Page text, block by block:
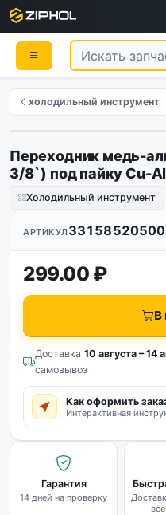
холодильный инструмент
Переходник медь-
3/8`) под пайку Cu-
Холодильный инструмент
АРТИКУЛ
299.00 ₽
В
Доставка 10 августа – 14
самовывоз
Как оформить
Интерактивная
Гарантия
14 дней на проверку